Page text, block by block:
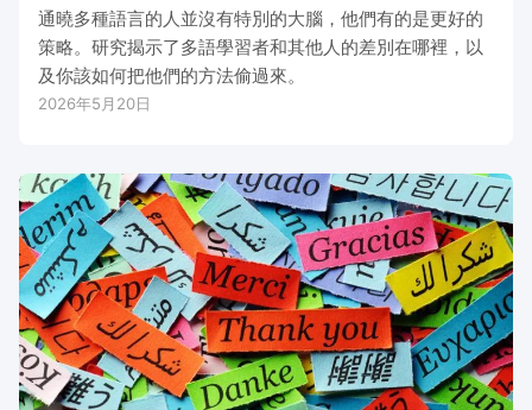
通曉多種語言的人並沒有特別的大腦，他們有的是更好的
策略。研究揭示了多語學習者和其他人的差別在哪裡，以
及你該如何把他們的方法偷過來。
2026年5月20日